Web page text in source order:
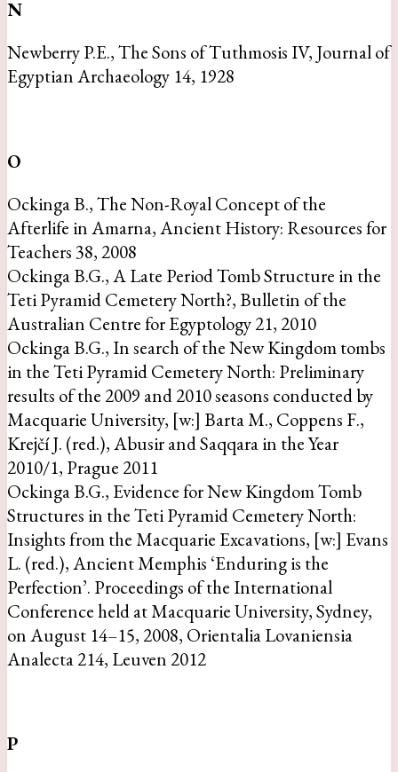
N
Newberry P.E., The Sons of Tuthmosis IV, Journal of
Egyptian Archaeology 14, 1928
O
Ockinga B., The Non-Royal Concept of the
Afterlife in Amarna, Ancient History: Resources for
Teachers 38, 2008
Ockinga B.G., A Late Period Tomb Structure in the
Teti Pyramid Cemetery North?, Bulletin of the
Australian Centre for Egyptology 21, 2010
Ockinga B.G., In search of the New Kingdom tombs
in the Teti Pyramid Cemetery North: Preliminary
results of the 2009 and 2010 seasons conducted by
Macquarie University, [w:] Barta M., Coppens F.,
Krejčí J. (red.), Abusir and Saqqara in the Year
2010/1, Prague 2011
Ockinga B.G., Evidence for New Kingdom Tomb
Structures in the Teti Pyramid Cemetery North:
Insights from the Macquarie Excavations, [w:] Evans
L. (red.), Ancient Memphis ‘Enduring is the
Perfection’. Proceedings of the International
Conference held at Macquarie University, Sydney,
on August 14–15, 2008, Orientalia Lovaniensia
Analecta 214, Leuven 2012
P